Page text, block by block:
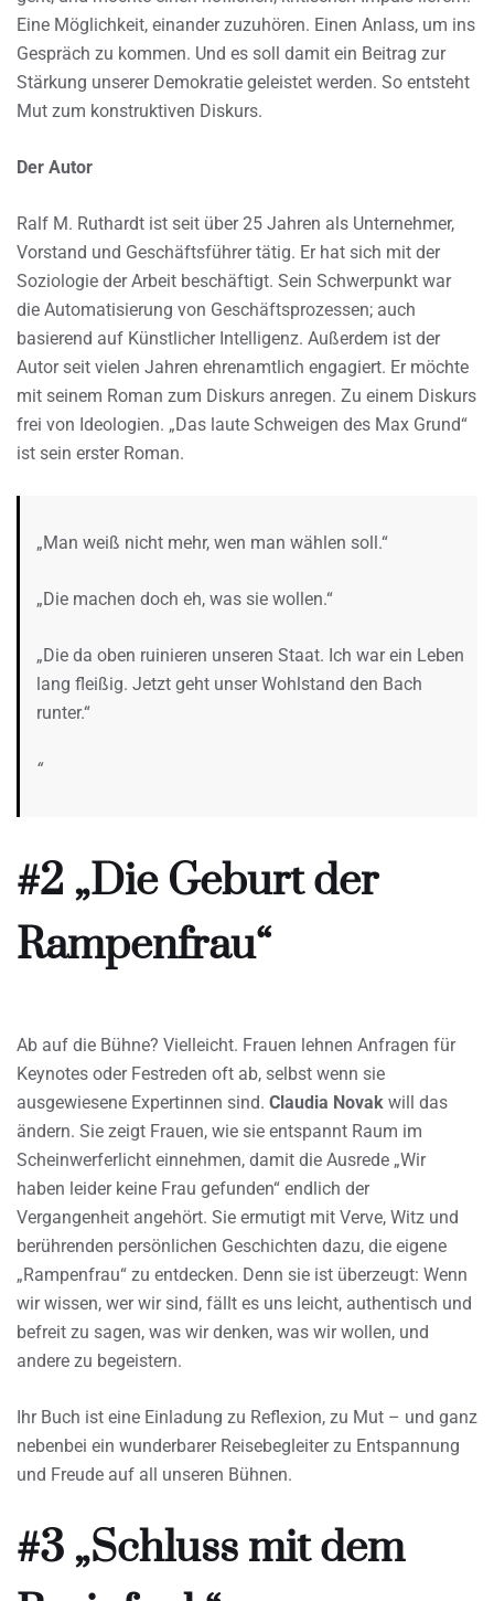
Eine Möglichkeit, einander zuzuhören. Einen Anlass, um ins
Gespräch zu kommen. Und es soll damit ein Beitrag zur
Stärkung unserer Demokratie geleistet werden. So entsteht
Mut zum konstruktiven Diskurs.
Der Autor
Ralf M. Ruthardt ist seit über 25 Jahren als Unternehmer,
Vorstand und Geschäftsführer tätig. Er hat sich mit der
Soziologie der Arbeit beschäftigt. Sein Schwerpunkt war
die Automatisierung von Geschäftsprozessen; auch
basierend auf Künstlicher Intelligenz. Außerdem ist der
Autor seit vielen Jahren ehrenamtlich engagiert. Er möchte
mit seinem Roman zum Diskurs anregen. Zu einem Diskurs
frei von Ideologien. „Das laute Schweigen des Max Grund“
ist sein erster Roman.
„Man weiß nicht mehr, wen man wählen soll.“
„Die machen doch eh, was sie wollen.“
„Die da oben ruinieren unseren Staat. Ich war ein Leben
lang fleißig. Jetzt geht unser Wohlstand den Bach
runter.“
“
#2 „Die Geburt der
Rampenfrau“
Ab auf die Bühne? Vielleicht. Frauen lehnen Anfragen für
Keynotes oder Festreden oft ab, selbst wenn sie
ausgewiesene Expertinnen sind. Claudia Novak will das
ändern. Sie zeigt Frauen, wie sie entspannt Raum im
Scheinwerferlicht einnehmen, damit die Ausrede „Wir
haben leider keine Frau gefunden“ endlich der
Vergangenheit angehört. Sie ermutigt mit Verve, Witz und
berührenden persönlichen Geschichten dazu, die eigene
„Rampenfrau“ zu entdecken. Denn sie ist überzeugt: Wenn
wir wissen, wer wir sind, fällt es uns leicht, authentisch und
befreit zu sagen, was wir denken, was wir wollen, und
andere zu begeistern.
Ihr Buch ist eine Einladung zu Reflexion, zu Mut – und ganz
nebenbei ein wunderbarer Reisebegleiter zu Entspannung
und Freude auf all unseren Bühnen.
#3 „Schluss mit dem